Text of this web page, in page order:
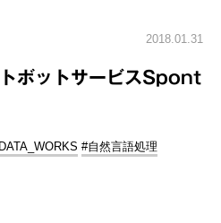
2018.01.31
ボットサービスSpont
#自然言語処理